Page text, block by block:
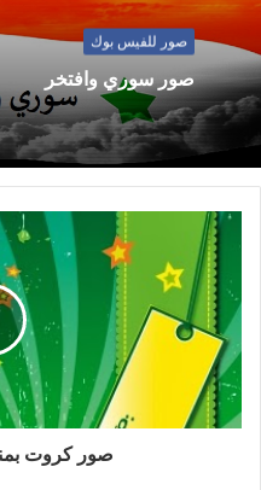
صور للفيس بوك
صور سوري وافتخر
صور كروت